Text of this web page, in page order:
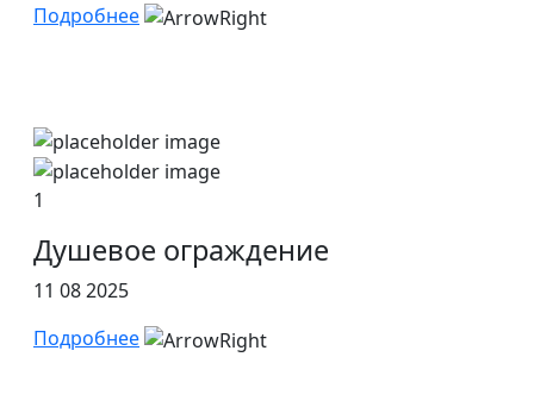
Подробнее
1
Душевое ограждение
11 08 2025
Подробнее